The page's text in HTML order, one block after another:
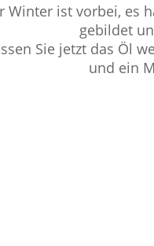
Winter ist vorbei, es
gebildet
Sie jetzt das Öl
und ein